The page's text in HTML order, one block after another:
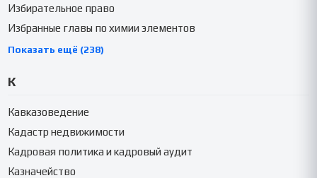
Избирательное право
Избранные главы по химии элементов
Показать ещё (238)
К
Кавказоведение
Кадастр недвижимости
Кадровая политика и кадровый аудит
Казначейство